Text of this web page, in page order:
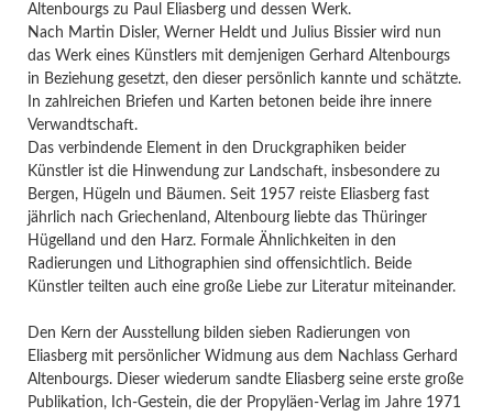
Altenbourgs zu Paul Eliasberg und dessen Werk.
Nach Martin Disler, Werner Heldt und Julius Bissier wird nun
das Werk eines Künstlers mit demjenigen Gerhard Altenbourgs
in Beziehung gesetzt, den dieser persönlich kannte und schätzte.
In zahlreichen Briefen und Karten betonen beide ihre innere
Verwandtschaft.
Das verbindende Element in den Druckgraphiken beider
Künstler ist die Hinwendung zur Landschaft, insbesondere zu
Bergen, Hügeln und Bäumen. Seit 1957 reiste Eliasberg fast
jährlich nach Griechenland, Altenbourg liebte das Thüringer
Hügelland und den Harz. Formale Ähnlichkeiten in den
Radierungen und Lithographien sind offensichtlich. Beide
Künstler teilten auch eine große Liebe zur Literatur miteinander.
Den Kern der Ausstellung bilden sieben Radierungen von
Eliasberg mit persönlicher Widmung aus dem Nachlass Gerhard
Altenbourgs. Dieser wiederum sandte Eliasberg seine erste große
Publikation, Ich-Gestein, die der Propyläen-Verlag im Jahre 1971